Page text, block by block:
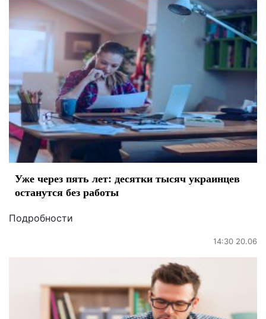
Уже через пять лет: десятки тысяч украинцев
останутся без работы
Подробности
14:30 20.06